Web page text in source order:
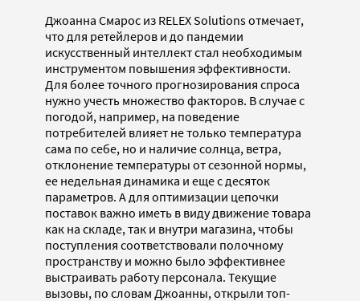
Джоанна Смарос из RELEX Solutions отмечает,
что для ретейлеров и до пандемии
искусственный интеллект стал необходимым
инструментом повышения эффективности.
Для более точного прогнозирования спроса
нужно учесть множество факторов. В случае с
погодой, например, на поведение
потребителей влияет не только температура
сама по себе, но и наличие солнца, ветра,
отклонение температуры от сезонной нормы,
ее недельная динамика и еще с десяток
параметров. А для оптимизации цепочки
поставок важно иметь в виду движение товара
как на складе, так и внутри магазина, чтобы
поступления соответствовали полочному
пространству и можно было эффективнее
выстраивать работу персонала. Текущие
вызовы, по словам Джоанны, открыли топ-